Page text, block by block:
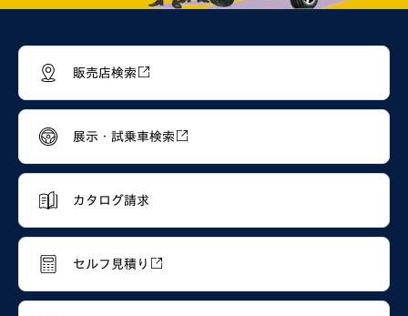
販売店検索
展示・試乗車検索
カタログ請求
セルフ見積り